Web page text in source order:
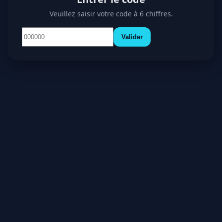
Veuillez saisir votre code à 6 chiffres.
Valider